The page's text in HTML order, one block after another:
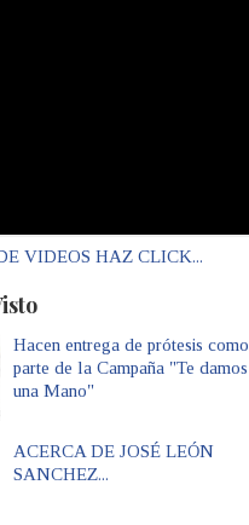
VIDEOS HAZ CLICK...
Hacen entrega de prótesis como
parte de la Campaña "Te damos
una Mano"
ACERCA DE JOSÉ LEÓN
SANCHEZ...